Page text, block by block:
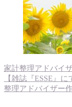
家計整理アドバイ
【雑誌『ESSE』
整理アドバイザー